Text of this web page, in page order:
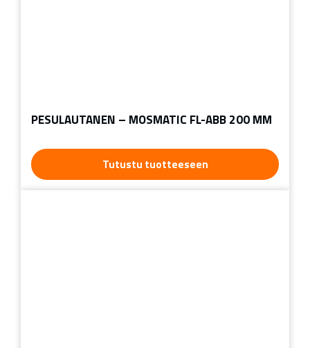
PESULAUTANEN – MOSMATIC FL-ABB 200 MM
Tutustu tuotteeseen